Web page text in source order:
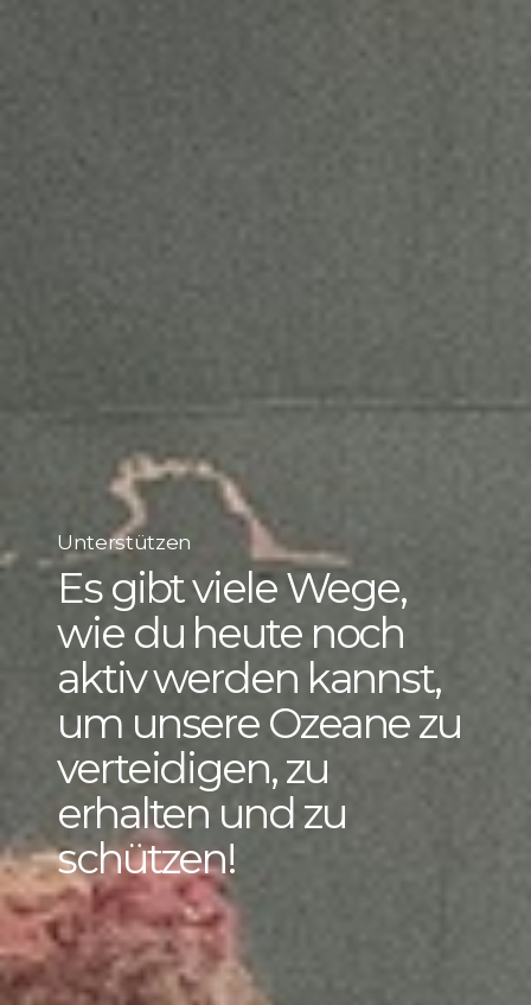
Unterstützen
Es gibt viele Wege,
wie du heute noch
aktiv werden kannst,
um unsere Ozeane zu
verteidigen, zu
erhalten und zu
schützen!